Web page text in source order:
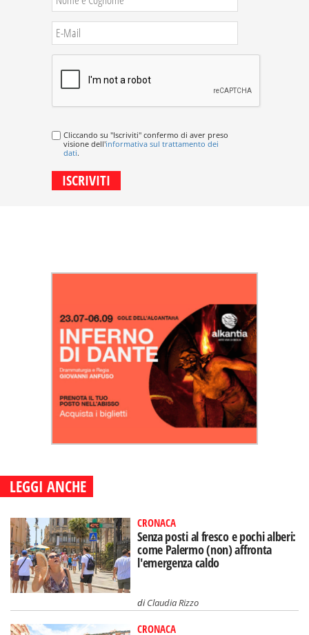
Cliccando su "Iscriviti" confermo di aver preso
visione dell'informativa sul trattamento dei
dati.
LEGGI ANCHE
CRONACA
Senza posti al fresco e pochi alberi:
come Palermo (non) affronta
l'emergenza caldo
diClaudia Rizzo
CRONACA